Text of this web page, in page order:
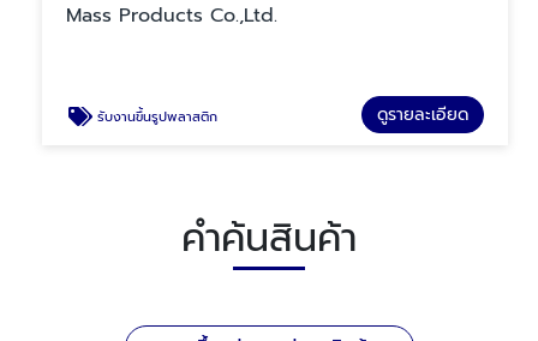
Mass Products Co.,Ltd.
รับงานขึ้นรูปพลาสติก ดูรายละเอียด
คำค้นสินค้า